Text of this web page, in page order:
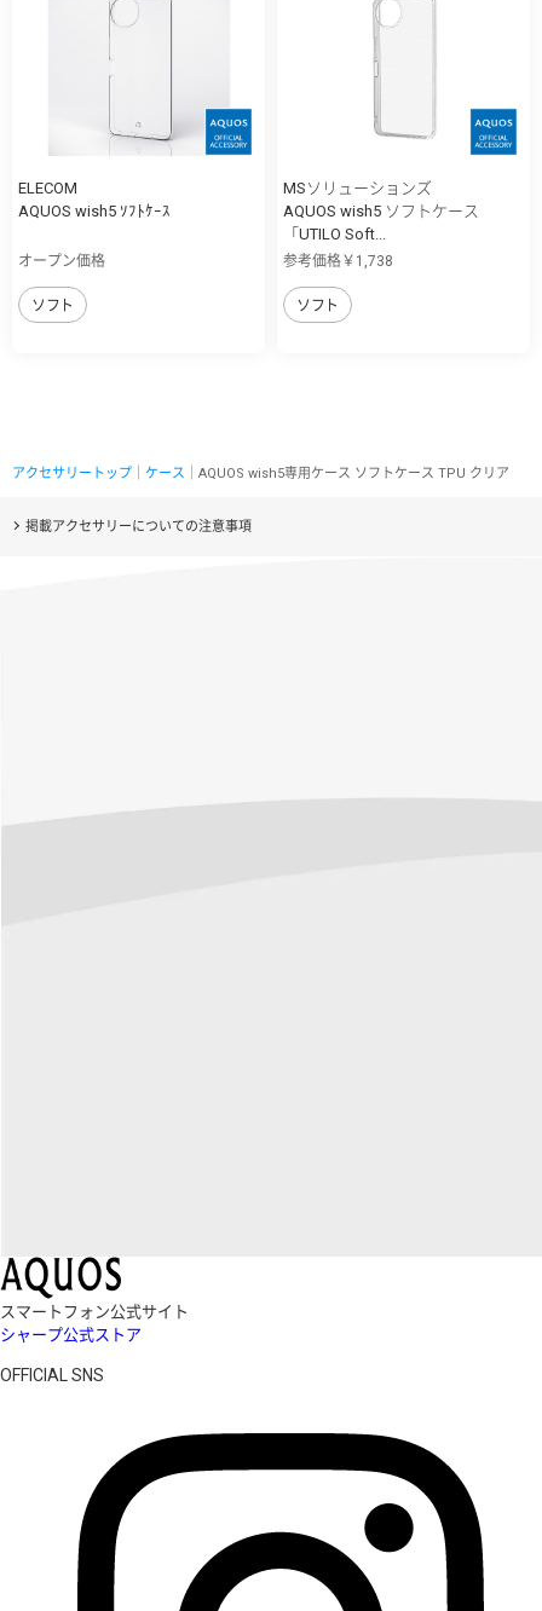
ELECOM
AQUOS wish5 ｿﾌﾄｹｰｽ
オープン価格
ソフト
MSソリューションズ
AQUOS wish5 ソフトケース
「UTILO Soft...
参考価格￥1,738
ソフト
アクセサリートップ ケース ｜AQUOS wish5専用ケース ソフトケース TPU クリア
掲載アクセサリーについての注意事項
スマートフォン公式サイト
シャープ公式ストア
OFFICIAL SNS